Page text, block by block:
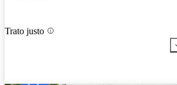
Trato justo